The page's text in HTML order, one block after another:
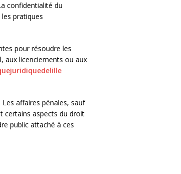
confidentialité du
pratiques
pour résoudre les
aux licenciements ou aux
Les affaires pénales, sauf
certains aspects du droit
public attaché à ces